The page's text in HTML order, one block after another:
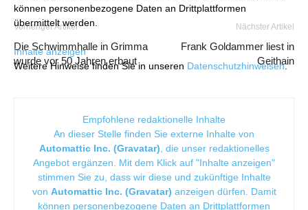
können personenbezogene Daten an Drittplattformen
übermittelt werden.
Inhalte anzeigen
Weitere Hinweise finden Sie in unseren Datenschutzhinweisen.
Vorheriger Artikel
Die Schwimmhalle in Grimma
wurde vor 50 Jahren erbaut
Nächster Artikel
Frank Goldammer liest in
Geithain
Empfohlene redaktionelle Inhalte
An dieser Stelle finden Sie externe Inhalte von
Automattic Inc. (Gravatar) , die unser redaktionelles
Angebot ergänzen. Mit dem Klick auf "Inhalte anzeigen"
stimmen Sie zu, dass wir diese und zukünftige Inhalte
von Automattic Inc. (Gravatar) anzeigen dürfen. Damit
können personenbezogene Daten an Drittplattformen